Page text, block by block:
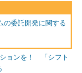
の委託開発に関する
ョンを！ 「シフト